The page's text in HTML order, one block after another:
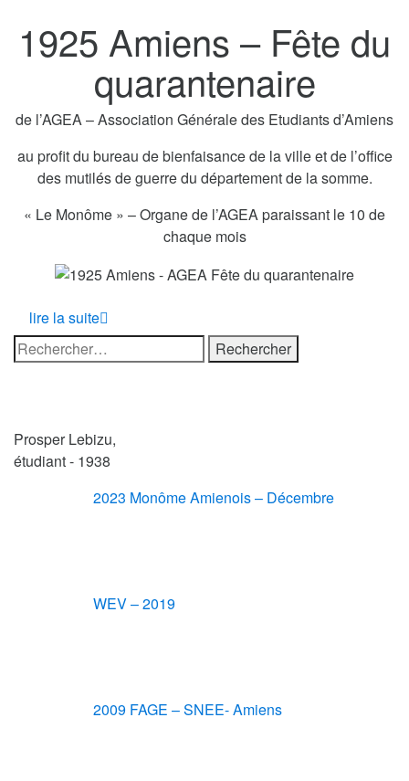
1925 Amiens – Fête du
quarantenaire
de l’AGEA – Association Générale des Etudiants d’Amiens
au profit du bureau de bienfaisance de la ville et de l’office
des mutilés de guerre du département de la somme.
« Le Monôme » – Organe de l’AGEA paraissant le 10 de
chaque mois
lire la suite
Rechercher :
Prosper Lebizu,
étudiant - 1938
2023 Monôme Amienois – Décembre
WEV – 2019
2009 FAGE – SNEE- Amiens